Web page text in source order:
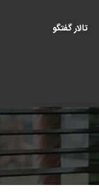
تالار گفتگو